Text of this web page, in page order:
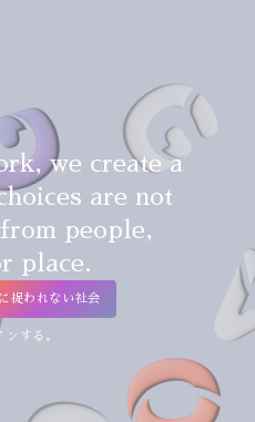
rk, we create a
hoices are not
from peop e,
r p ace.
に 捉わ れな い社会
ン す る 。